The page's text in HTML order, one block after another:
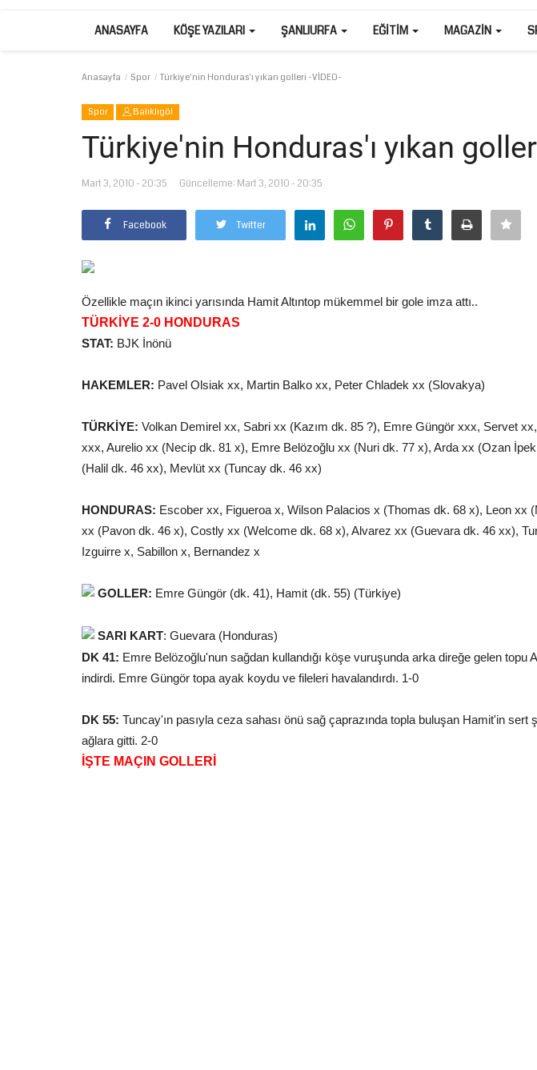
ANASAYFA KÖŞE YAZILARI ŞANLIURFA EĞITIM MAGAZIN
Anasayfa Spor Türkiye'nin Honduras'ı yıkan golleri -VİDEO-
Spor Balıklıgöl
Türkiye'nin Honduras'ı yıkan
Mart 3, 2010 - 20:35 Güncelleme: Mart 3, 2010 - 20:35
Facebook Twitter
Özellikle maçın ikinci yarısında Hamit Altıntop mükemmel bir gole imza attı..
TÜRKİYE 2-0 HONDURAS
STAT: BJK İnönü
HAKEMLER: Pavel Olsiak xx, Martin Balko xx, Peter Chladek xx (Slovakya)
TÜRKİYE: Volkan Demirel xx, Sabri xx (Kazım dk. 85 ?), Emre Güngör xxx, Servet
xxx, Aurelio xx (Necip dk. 81 x), Emre Belözoğlu xx (Nuri dk. 77 x), Arda xx (Ozan
(Halil dk. 46 xx), Mevlüt xx (Tuncay dk. 46 xx)
HONDURAS: Escober xx, Figueroa x, Wilson Palacios x (Thomas dk. 68 x), Leon xx
xx (Pavon dk. 46 x), Costly xx (Welcome dk. 68 x), Alvarez xx (Guevara dk. 46 xx),
Izguirre x, Sabillon x, Bernandez x
GOLLER: Emre Güngör (dk. 41), Hamit (dk. 55) (Türkiye)
SARI KART: Guevara (Honduras)
DK 41: Emre Belözoğlu'nun sağdan kullandığı köşe vuruşunda arka direğe gelen topu
indirdi. Emre Güngör topa ayak koydu ve fileleri havalandırdı. 1-0
DK 55: Tuncay'ın pasıyla ceza sahası önü sağ çaprazında topla buluşan Hamit'in sert
ağlara gitti. 2-0
İŞTE MAÇIN GOLLERİ